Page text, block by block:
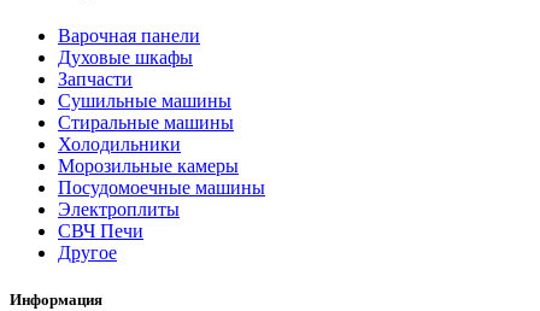
Варочная панели
Духовые шкафы
Запчасти
Сушильные машины
Стиральные машины
Холодильники
Морозильные камеры
Посудомоечные машины
Электроплиты
СВЧ Печи
Другое
Информация